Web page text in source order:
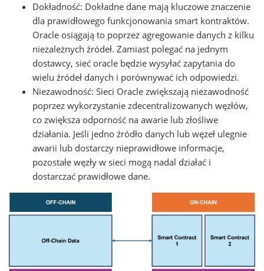
Dokładność: Dokładne dane mają kluczowe znaczenie
dla prawidłowego funkcjonowania smart kontraktów.
Oracle osiągają to poprzez agregowanie danych z kilku
niezależnych źródeł. Zamiast polegać na jednym
dostawcy, sieć oracle będzie wysyłać zapytania do
wielu źródeł danych i porównywać ich odpowiedzi.
Niezawodność: Sieci Oracle zwiększają niezawodność
poprzez wykorzystanie zdecentralizowanych węzłów,
co zwiększa odporność na awarie lub złośliwe
działania. Jeśli jedno źródło danych lub węzeł ulegnie
awarii lub dostarczy nieprawidłowe informacje,
pozostałe węzły w sieci mogą nadal działać i
dostarczać prawidłowe dane.